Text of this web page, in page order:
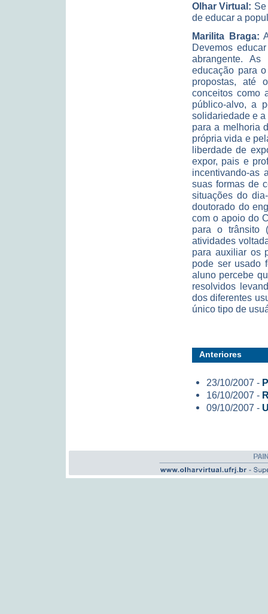
Olhar Virtual:
de educar a
Marilita Braga:
Devemos
abrangente.
educação para
propostas, até
conceitos como
público-alvo, a
solidariedade e
para a melhoria
própria vida e
liberdade de
expor, pais e
incentivando-as
suas formas de
situações do
doutorado do
com o apoio do
para o trânsito (
atividades
para auxiliar os
pode ser usado
aluno percebe
resolvidos
dos diferentes
único tipo de
Anteriores
23/10/2007 -
16/10/2007 -
09/10/2007 -